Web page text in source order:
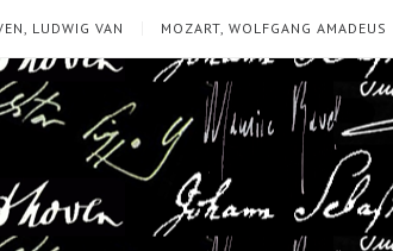
LUDWIG VAN MOZART, WOLFGANG AMADEUS